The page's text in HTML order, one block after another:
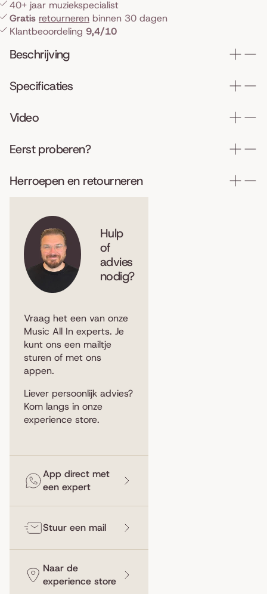
40+ jaar muziekspecialist
Gratis retourneren binnen 30 dagen
Klantbeoordeling 9,4/10
Beschrijving
Specificaties
Video
Eerst proberen?
Herroepen en retourneren
Hulp
of
advies
nodig?
Vraag het een van onze
Music All In experts. Je
kunt ons een mailtje
sturen of met ons
appen.
Liever persoonlijk advies?
Kom langs in onze
experience store.
App direct met
een expert
Stuur een mail
Naar de
experience store